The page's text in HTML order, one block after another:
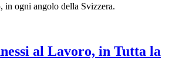
in ogni angolo della Svizzera.
al Lavoro, in Tutta la